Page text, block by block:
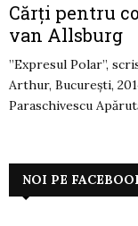
Cărți pentru
van Allsburg
”Expresul Polar”,
Arthur, București,
Paraschivescu
NOI PE